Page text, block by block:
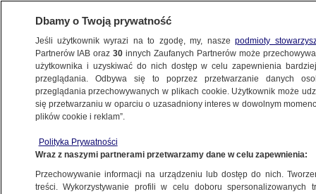
USA
Kopnął psa pograniczników "z taką
siłą, że ten poleciał w powietrze"
ŚWIAT
Dbamy o Twoją prywatność
Jeśli użytkownik wyrazi na to zgodę, my, naszepodmioty
Partnerów IAB oraz30 innych Zaufanych Partnerów może
użytkownika i uzyskiwać do nich dostęp w celu zapewnienia
przeglądania. Odbywa się to poprzez przetwarzanie danych
przeglądania przechowywanych w plikach cookie. Użytkownik może
się przetwarzaniu w oparciu o uzasadniony interes w dowolnym
plików cookie i reklam”.
Polityka Prywatności
Wraz z naszymi partnerami przetwarzamy dane w celu zapewnienia:
Przechowywanie informacji na urządzeniu lub dostęp do nich.
treści. Wykorzystywanie profili w celu doboru spersonalizowanych